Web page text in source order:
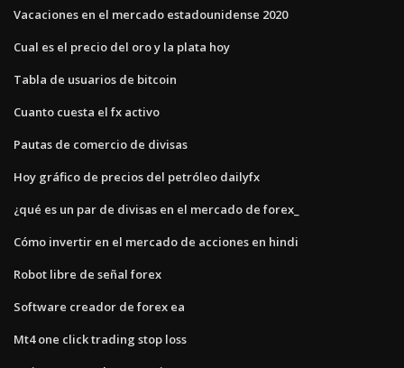
Vacaciones en el mercado estadounidense 2020
Cual es el precio del oro y la plata hoy
Tabla de usuarios de bitcoin
Cuanto cuesta el fx activo
Pautas de comercio de divisas
Hoy gráfico de precios del petróleo dailyfx
¿qué es un par de divisas en el mercado de forex_
Cómo invertir en el mercado de acciones en hindi
Robot libre de señal forex
Software creador de forex ea
Mt4 one click trading stop loss